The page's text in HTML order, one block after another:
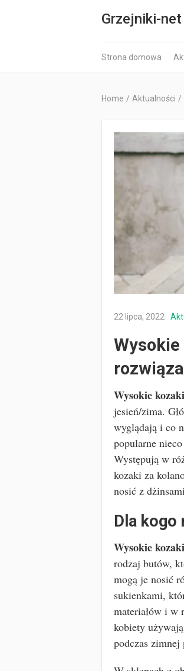
Grzejniki-net
Strona domowa
Home / Aktualności /
22 lipca, 2022
Wysokie
jesień/zima.
wyglądają i co
popularne
Występują w
kozaki za
nosić z
Dla kogo
Wysokie
rodzaj butów,
mogą je nosić
sukienkami,
materiałów i w
kobiety
podczas zimnej